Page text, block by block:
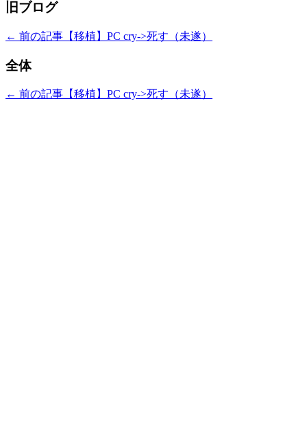
旧ブログ
← 前の記事 【移植】PC cry->死す（未遂）
全体
← 前の記事 【移植】PC cry->死す（未遂）